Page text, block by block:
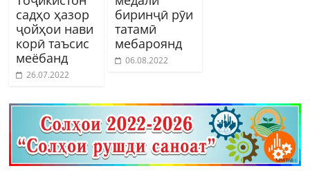
садҳо ҳазор
ҷойҳои нави
корӣ таъсис
меёбанд
26.07.2022
биринҷӣ рӯи
татамӣ
мебароянд
06.08.2022